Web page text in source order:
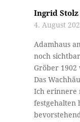
Ingrid Stolz
4. August
Adamhaus
noch
Gröber 1902
Das
Ich erinnere
festgehalten